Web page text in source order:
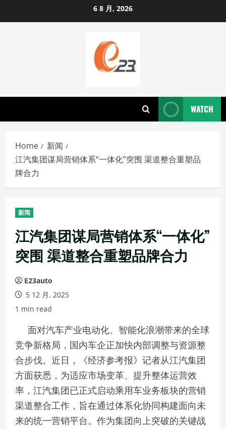
to
6 8 月, 2026
WATCH
Home
新闻
江汽集团谋局营销体系“一体化”突围 渠道整合重塑品
牌合力
新闻
江汽集团谋局营销体系“一体化”
突围 渠道整合重塑品牌合力
E23auto
5 12 月, 2025
1 min read
面对汽车产业电动化、智能化浪潮带来的全球
竞争新格局，国内车企正加快内部调整与资源整
合步伐。近日，《经济参考报》记者从江汽集团
方面获悉，为适应市场变革、提升整体运营效
率，江汽集团已正式启动乘用车业务板块的营销
渠道整合工作，旨在通过体系化协同构建面向未
来的统一营销平台。作为集团向上突破的关键战